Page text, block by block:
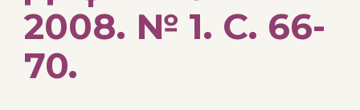
2008. № 1. С. 66-
70.